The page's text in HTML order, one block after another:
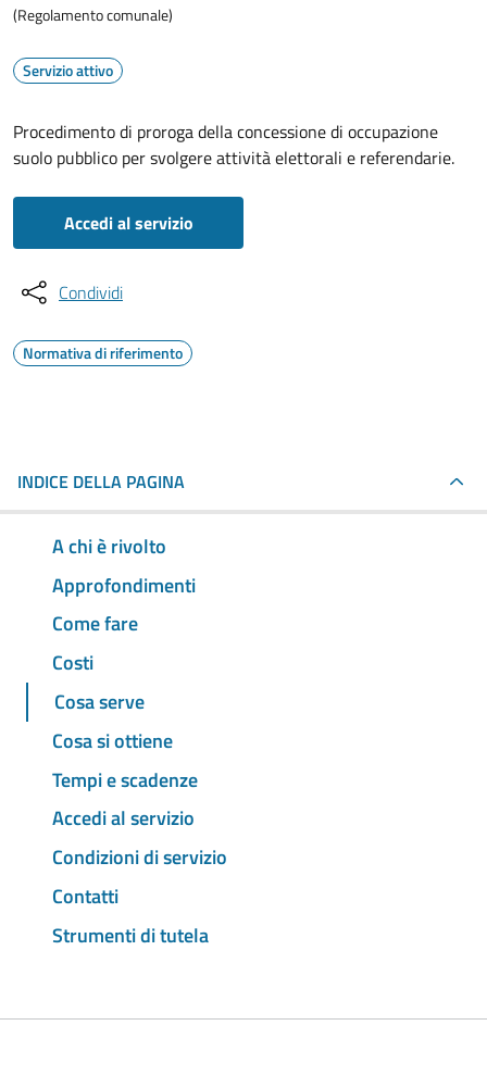
(Regolamento comunale)
Servizio attivo
Procedimento di proroga della concessione di occupazione
suolo pubblico per svolgere attività elettorali e referendarie.
Accedi al servizio
Condividi
Normativa di riferimento
INDICE DELLA PAGINA
A chi è rivolto
Approfondimenti
Come fare
Costi
Cosa serve
Cosa si ottiene
Tempi e scadenze
Accedi al servizio
Condizioni di servizio
Contatti
Strumenti di tutela